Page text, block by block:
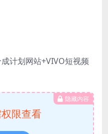
计划网站+VIVO短视频
隐藏内容
限查看